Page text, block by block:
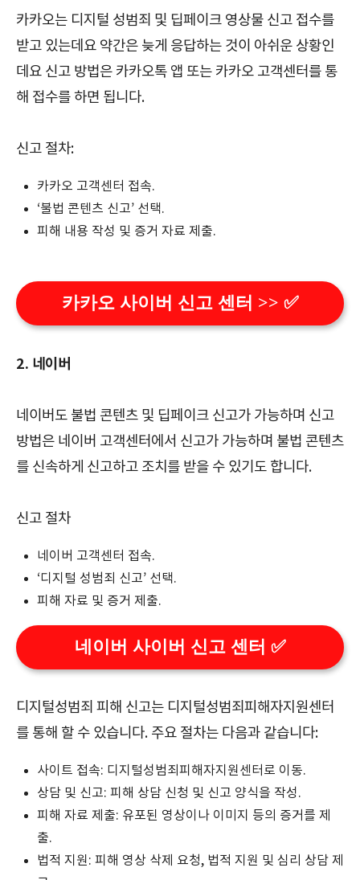
카카오는 디지털 성범죄 및 딥페이크 영상물 신고 접수를
받고 있는데요 약간은 늦게 응답하는 것이 아쉬운 상황인
데요 신고 방법은 카카오톡 앱 또는 카카오 고객센터를 통
해 접수를 하면 됩니다.
신고 절차:
카카오 고객센터 접속.
‘불법 콘텐츠 신고’ 선택.
피해 내용 작성 및 증거 자료 제출.
카카오 사이버 신고 센터 >> ✅
2. 네이버
네이버도 불법 콘텐츠 및 딥페이크 신고가 가능하며 신고
방법은 네이버 고객센터에서 신고가 가능하며 불법 콘텐츠
를 신속하게 신고하고 조치를 받을 수 있기도 합니다.
신고 절차
네이버 고객센터 접속.
‘디지털 성범죄 신고’ 선택.
피해 자료 및 증거 제출.
네이버 사이버 신고 센터 ✅
디지털성범죄 피해 신고는 디지털성범죄피해자지원센터
를 통해 할 수 있습니다. 주요 절차는 다음과 같습니다:
사이트 접속: 디지털성범죄피해자지원센터로 이동.
상담 및 신고: 피해 상담 신청 및 신고 양식을 작성.
피해 자료 제출: 유포된 영상이나 이미지 등의 증거를 제
출.
법적 지원: 피해 영상 삭제 요청, 법적 지원 및 심리 상담 제